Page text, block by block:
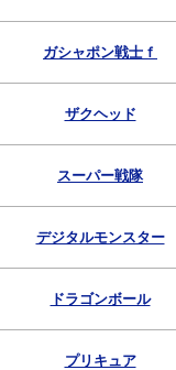
ガシャポン戦士ｆ
ザクヘッド
スーパー戦隊
デジタルモンスター
ドラゴンボール
プリキュア